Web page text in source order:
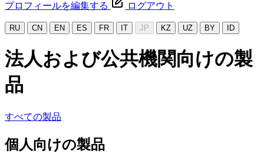
プロフィールを編集する
ログアウト
RU CN EN ES FR IT JP KZ UZ BY ID
法人および公共機関向けの製
品
すべての製品
個人向けの製品